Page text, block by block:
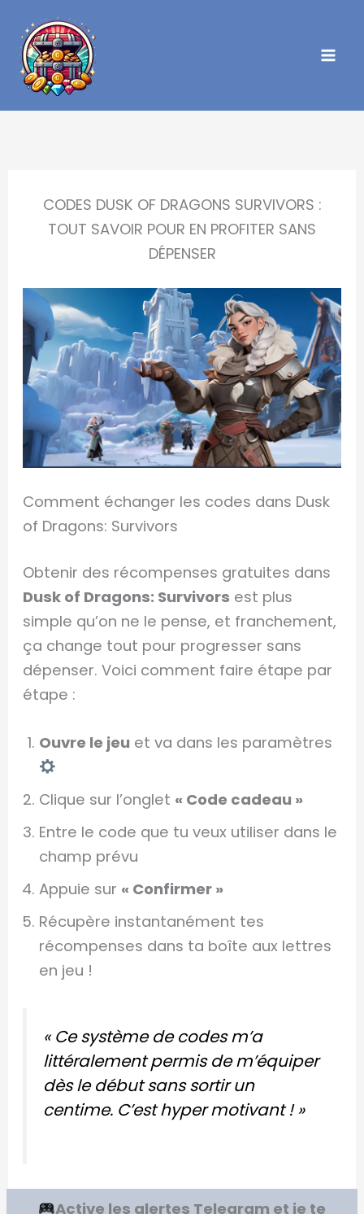
contenu
CODES DUSK OF DRAGONS SURVIVORS :
TOUT SAVOIR POUR EN PROFITER SANS
DÉPENSER
Comment échanger les codes dans Dusk
of Dragons: Survivors
Obtenir des récompenses gratuites dans
Dusk of Dragons: Survivors est plus
simple qu’on ne le pense, et franchement,
ça change tout pour progresser sans
dépenser. Voici comment faire étape par
étape :
Ouvre le jeu et va dans les paramètres
Clique sur l’onglet « Code cadeau »
Entre le code que tu veux utiliser dans le
champ prévu
Appuie sur « Confirmer »
Récupère instantanément tes
récompenses dans ta boîte aux lettres
en jeu !
« Ce système de codes m’a
littéralement permis de m’équiper
dès le début sans sortir un
centime. C’est hyper motivant ! »
Active les alertes Telegram et je te